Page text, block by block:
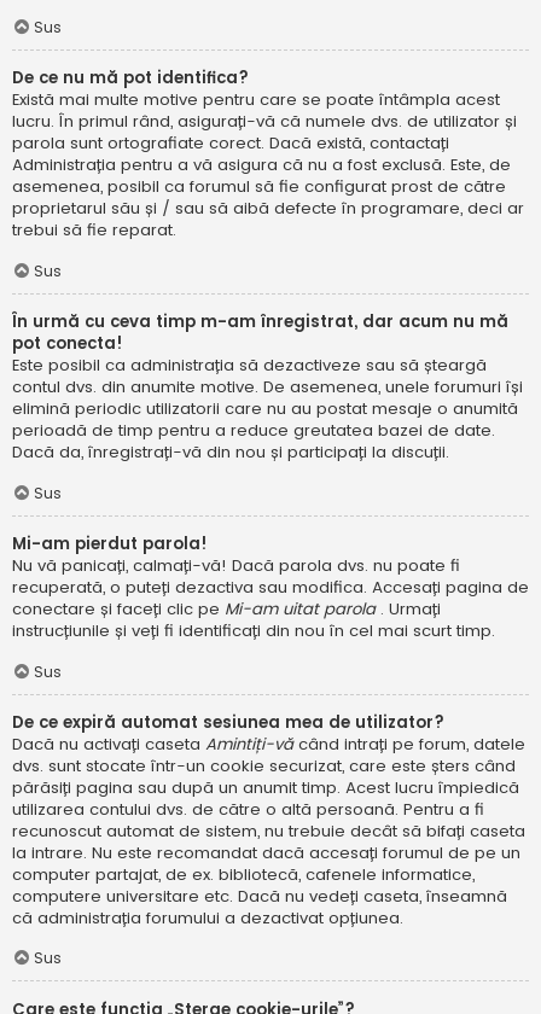
Sus
De ce nu mă pot identifica?
Există mai multe motive pentru care se poate întâmpla acest
lucru. În primul rând, asigurați-vă că numele dvs. de utilizator și
parola sunt ortografiate corect. Dacă există, contactați
Administrația pentru a vă asigura că nu a fost exclusă. Este, de
asemenea, posibil ca forumul să fie configurat prost de către
proprietarul său și / sau să aibă defecte în programare, deci ar
trebui să fie reparat.
Sus
În urmă cu ceva timp m-am înregistrat, dar acum nu mă
pot conecta!
Este posibil ca administrația să dezactiveze sau să șteargă
contul dvs. din anumite motive. De asemenea, unele forumuri își
elimină periodic utilizatorii care nu au postat mesaje o anumită
perioadă de timp pentru a reduce greutatea bazei de date.
Dacă da, înregistrați-vă din nou și participați la discuții.
Sus
Mi-am pierdut parola!
Nu vă panicați, calmați-vă! Dacă parola dvs. nu poate fi
recuperată, o puteți dezactiva sau modifica. Accesați pagina de
conectare și faceți clic pe Mi-am uitat parola . Urmați
instrucțiunile și veți fi identificați din nou în cel mai scurt timp.
Sus
De ce expiră automat sesiunea mea de utilizator?
Dacă nu activați caseta Amintiți-văcând intrați pe forum, datele
dvs. sunt stocate într-un cookie securizat, care este șters când
părăsiți pagina sau după un anumit timp. Acest lucru împiedică
utilizarea contului dvs. de către o altă persoană. Pentru a fi
recunoscut automat de sistem, nu trebuie decât să bifați caseta
la intrare. Nu este recomandat dacă accesați forumul de pe un
computer partajat, de ex. bibliotecă, cafenele informatice,
computere universitare etc. Dacă nu vedeți caseta, înseamnă
că administrația forumului a dezactivat opțiunea.
Sus
Care este funcția „Șterge cookie-urile”?